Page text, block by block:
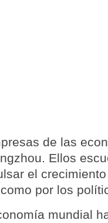
de las
Ellos
el
por los
mundial